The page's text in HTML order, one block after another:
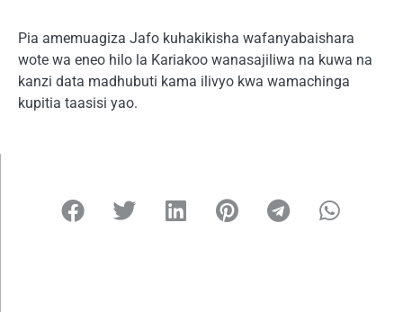
Pia amemuagiza Jafo kuhakikisha wafanyabaishara
wote wa eneo hilo la Kariakoo wanasajiliwa na kuwa na
kanzi data madhubuti kama ilivyo kwa wamachinga
kupitia taasisi yao.